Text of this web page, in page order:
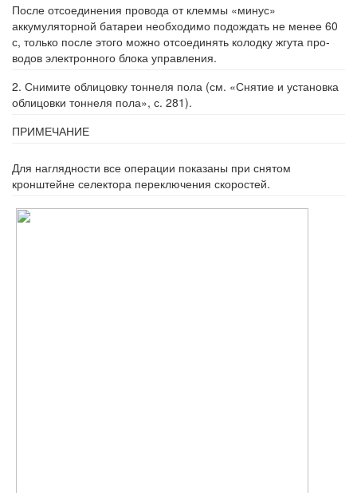
После отсоединения провода от клеммы «минус»
аккумуляторной батареи необходи­мо подождать не менее 60
с, только после этого можно отсоединять колодку жгута про­
водов электронного блока управления.
2. Снимите облицовку тоннеля пола (см. «Снятие и установка
облицовки тоннеля по­ла», с. 281).
ПРИМЕЧАНИЕ
Для наглядности все операции показаны при снятом
кронштейне селектора переключе­ния скоростей.